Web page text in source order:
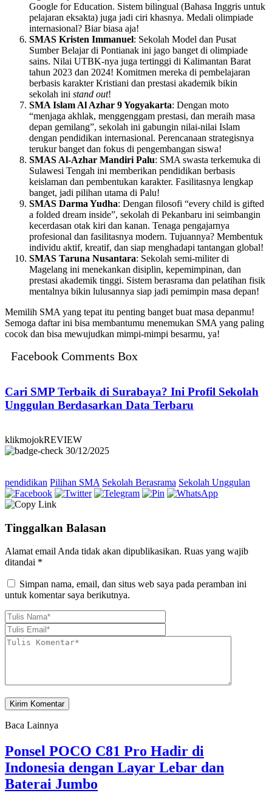
Google for Education. Sistem bilingual (Bahasa Inggris untuk
pelajaran eksakta) juga jadi ciri khasnya. Medali olimpiade
internasional? Biar biasa aja!
SMAS Kristen Immanuel: Sekolah Model dan Pusat
Sumber Belajar di Pontianak ini jago banget di olimpiade
sains. Nilai UTBK-nya juga tertinggi di Kalimantan Barat
tahun 2023 dan 2024! Komitmen mereka di pembelajaran
berbasis karakter Kristiani dan prestasi akademik bikin
sekolah ini stand out!
SMA Islam Al Azhar 9 Yogyakarta: Dengan moto
“menjaga akhlak, menggenggam prestasi, dan meraih masa
depan gemilang”, sekolah ini gabungin nilai-nilai Islam
dengan pendidikan internasional. Perencanaan strategisnya
terukur banget dan fokus di pengembangan siswa!
SMAS Al-Azhar Mandiri Palu: SMA swasta terkemuka di
Sulawesi Tengah ini memberikan pendidikan berbasis
keislaman dan pembentukan karakter. Fasilitasnya lengkap
banget, jadi pilihan utama di Palu!
SMAS Darma Yudha: Dengan filosofi “every child is gifted
a folded dream inside”, sekolah di Pekanbaru ini seimbangin
kecerdasan otak kiri dan kanan. Tenaga pengajarnya
profesional dan fasilitasnya modern. Tujuannya? Membentuk
individu aktif, kreatif, dan siap menghadapi tantangan global!
SMAS Taruna Nusantara: Sekolah semi-militer di
Magelang ini menekankan disiplin, kepemimpinan, dan
prestasi akademik tinggi. Sistem berasrama dan pelatihan fisik
mentalnya bikin lulusannya siap jadi pemimpin masa depan!
Memilih SMA yang tepat itu penting banget buat masa depanmu!
Semoga daftar ini bisa membantumu menemukan SMA yang paling
cocok dan bisa mewujudkan mimpi-mimpi besarmu, ya!
Facebook Comments Box
Cari SMP Terbaik di Surabaya? Ini Profil Sekolah
Unggulan Berdasarkan Data Terbaru
klikmojokREVIEW
30/12/2025
pendidikan Pilihan SMA Sekolah Berasrama Sekolah Unggulan
Tinggalkan Balasan
Alamat email Anda tidak akan dipublikasikan. Ruas yang wajib
ditandai *
Simpan nama, email, dan situs web saya pada peramban ini
untuk komentar saya berikutnya.
Baca Lainnya
Ponsel POCO C81 Pro Hadir di
Indonesia dengan Layar Lebar dan
Baterai Jumbo